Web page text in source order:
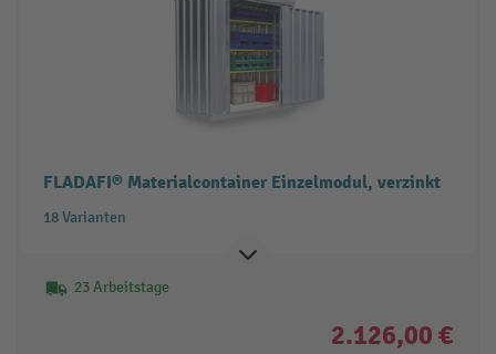
FLADAFI® Materialcontainer Einzelmodul, verzinkt
18 Varianten
23 Arbeitstage
2.126,00 €